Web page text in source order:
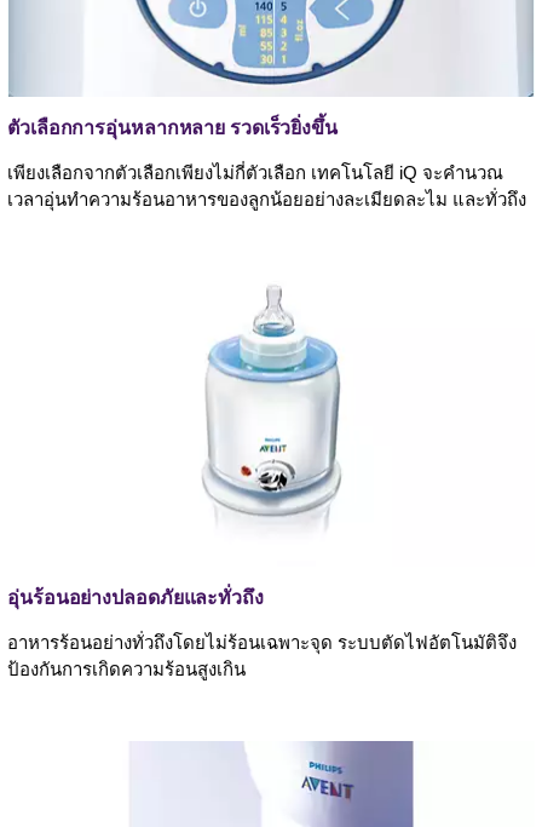
ตัวเลือกการอุ่นหลากหลาย รวดเร็วยิ่งขึ้น
เพียงเลือกจากตัวเลือกเพียงไม่กี่ตัวเลือก เทคโนโลยี iQ จะคำนวณ
เวลาอุ่นทำความร้อนอาหารของลูกน้อยอย่างละเมียดละไม และทั่วถึง
อุ่นร้อนอย่างปลอดภัยและทั่วถึง
อาหารร้อนอย่างทั่วถึงโดยไม่ร้อนเฉพาะจุด ระบบตัดไฟอัตโนมัติจึง
ป้องกันการเกิดความร้อนสูงเกิน